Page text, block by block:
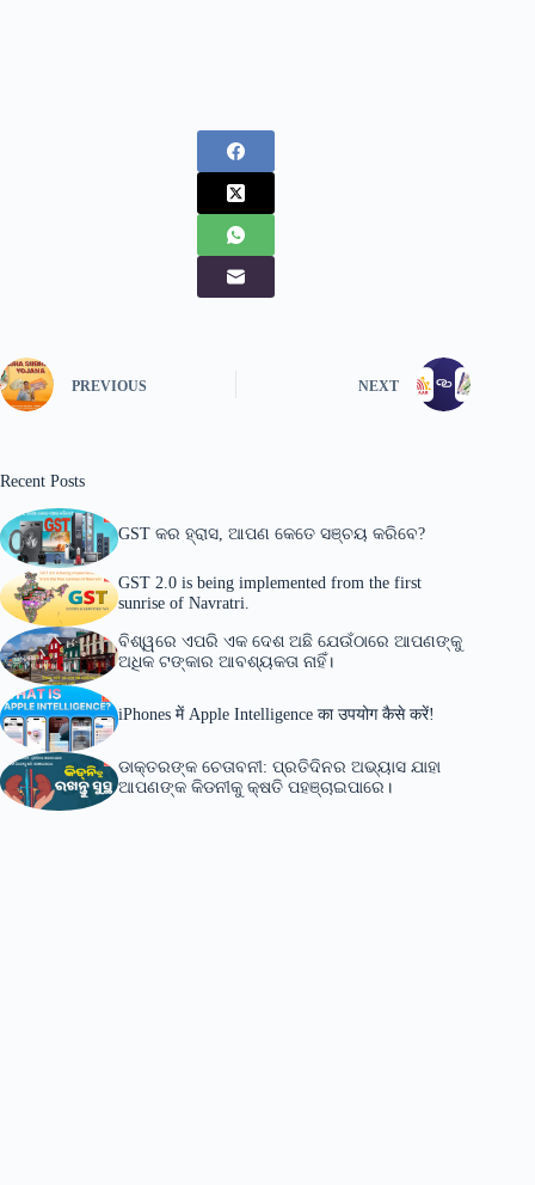
PREVIOUS NEXT
Recent Posts
GST କର ହ୍ରାସ, ଆପଣ କେତେ ସଞ୍ଚୟ କରିବେ?
GST 2.0 is being implemented from the first
sunrise of Navratri.
ବିଶ୍ୱରେ ଏପରି ଏକ ଦେଶ ଅଛି ଯେଉଁଠାରେ ଆପଣଙ୍କୁ
ଅଧିକ ଟଙ୍କାର ଆବଶ୍ୟକତା ନାହିଁ।
iPhones में Apple Intelligence का उपयोग कैसे करें!
ଡାକ୍ତରଙ୍କ ଚେତାବନୀ: ପ୍ରତିଦିନର ଅଭ୍ୟାସ ଯାହା
ଆପଣଙ୍କ କିଡନୀକୁ କ୍ଷତି ପହଞ୍ଚାଇପାରେ।